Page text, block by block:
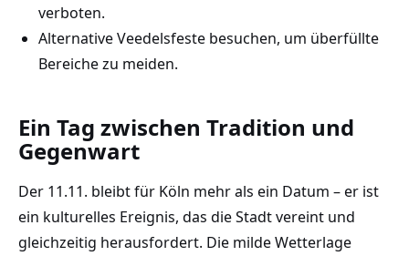
verboten.
Alternative Veedelsfeste besuchen, um überfüllte
Bereiche zu meiden.
Ein Tag zwischen Tradition und
Gegenwart
Der 11.11. bleibt für Köln mehr als ein Datum – er ist
ein kulturelles Ereignis, das die Stadt vereint und
gleichzeitig herausfordert. Die milde Wetterlage